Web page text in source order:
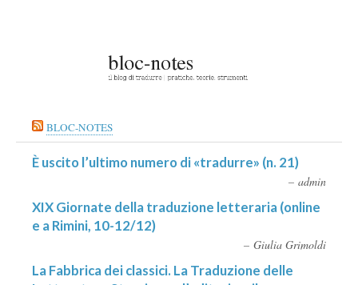
BLOC-NOTES
È uscito l’ultimo numero di «tradurre» (n. 21)
admin
XIX Giornate della traduzione letteraria (online
e a Rimini, 10-12/12)
Giulia Grimoldi
La Fabbrica dei classici. La Traduzione delle